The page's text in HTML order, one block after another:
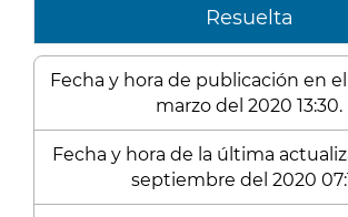
Resuelta
Fecha y hora de publicación en
marzo del 2020 13:30.
Fecha y hora de la última
septiembre del 2020